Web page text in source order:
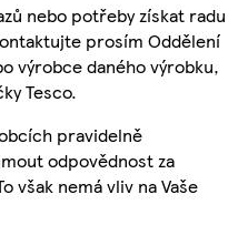
nebo potřeby získat radu
prosím Oddělení
výrobce daného výrobku,
Tesco.
pravidelně
odpovědnost za
však nemá vliv na Vaše